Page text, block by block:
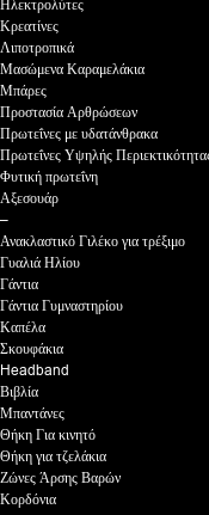
Ηλεκτρολύτες
Κρεατίνες
Λιποτροπικά
Μασώμενα Καραμελάκια
Μπάρες
Προστασία Αρθρώσεων
Πρωτεΐνες με υδατάνθρακα
Πρωτεΐνες Υψηλής
Φυτική πρωτεΐνη
Αξεσουάρ
–
Ανακλαστικό Γιλέκο για τρέξιμο
Γυαλιά Ηλίου
Γάντια
Γάντια Γυμναστηρίου
Καπέλα
Σκουφάκια
Headband
Βιβλία
Μπαντάνες
Θήκη Για κινητό
Θήκη για τζελάκια
Ζώνες Άρσης Βαρών
Κορδόνια